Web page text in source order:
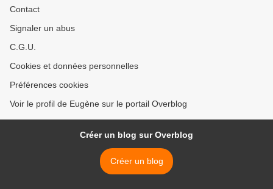
Contact
Signaler un abus
C.G.U.
Cookies et données personnelles
Préférences cookies
Voir le profil de Eugène sur le portail Overblog
Créer un blog sur Overblog
Créer un blog